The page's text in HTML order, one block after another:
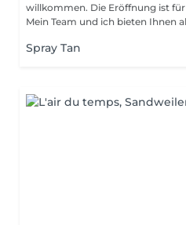
willkommen. Die Eröffnung ist für
Mein Team und ich bieten Ihnen
Spray Tan